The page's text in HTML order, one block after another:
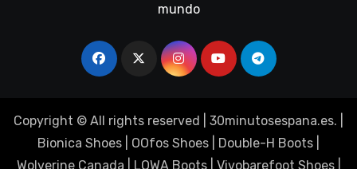
mundo
Copyright © All rights reserved 30minutosespana.es. |
Bionica Shoes
OOfos Shoes Double-H Boots
Wolverine Canada
LOWA Boots| Vivobarefoot Shoes|